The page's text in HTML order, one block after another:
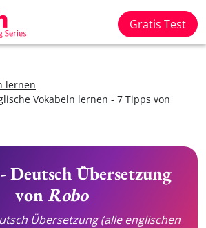
Gratis Test
lernen
Vokabeln lernen - 7 Tipps von
Deutsch Übersetzung
vonRobo
Übersetzung(alle englischen